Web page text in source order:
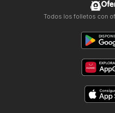
Todos los folletos con